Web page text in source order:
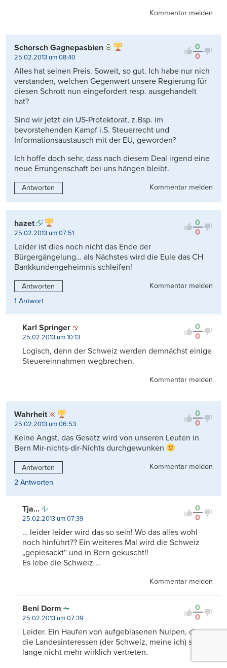
Kommentar melden
0
0
Schorsch Gagnepasbien
25.02.2013 um 08:40
Alles hat seinen Preis. Soweit, so gut. Ich habe nur nich
verstanden, welchen Gegenwert unsere Regierung für
diesen Schrott nun eingefordert resp. ausgehandelt
hat?
Sind wir jetzt ein US-Protektorat, z.Bsp. im
bevorstehenden Kampf i.S. Steuerrecht und
Informationsaustausch mit der EU, geworden?
Ich hoffe doch sehr, dass nach diesem Deal irgend eine
neue Errungenschaft bei uns hängen bleibt.
Antworten Kommentar melden
0
0
hazet
25.02.2013 um 07:51
Leider ist dies noch nicht das Ende der
Bürgergängelung… als Nächstes wird die Eule das CH
Bankkundengeheimnis schleifen!
Antworten
Kommentar melden
1 Antwort
0
0
Karl Springer
25.02.2013 um 10:13
Logisch, denn der Schweiz werden demnächst einige
Steuereinnahmen wegbrechen.
Kommentar melden
0
0
Wahrheit
25.02.2013 um 06:53
Keine Angst, das Gesetz wird von unseren Leuten in
Bern Mir-nichts-dir-Nichts durchgewunken
Antworten
Kommentar melden
2 Antworten
0
0
Tja...
25.02.2013 um 07:39
… leider leider wird das so sein! Wo das alles wohl
noch hinführt?? Ein weiteres Mal wird die Schweiz
„gepiesackt“ und in Bern gekuscht!!
Es lebe die Schweiz …
Kommentar melden
0
0
Beni Dorm
25.02.2013 um 07:39
Leider. Ein Haufen von aufgeblasenen Nulpen, die
die Landesinteressen (der Schweiz, meine ich) schon
lange nicht mehr wirklich vertreten.